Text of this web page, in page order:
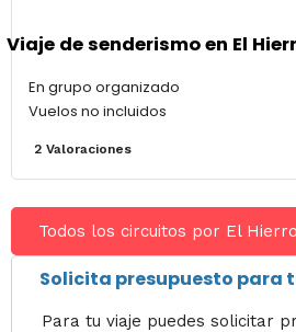
Viaje de senderismo en El
En grupo organizado
Vuelos no incluidos
2 Valoraciones
Todos los circuitos por El Hierro
Solicita presupuesto para
Para tu viaje puedes solicitar